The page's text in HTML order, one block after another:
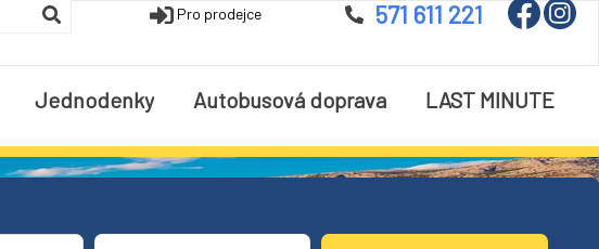
Pro prodejce 571 611 221
Jednodenky Autobusová doprava LAST MINUTE